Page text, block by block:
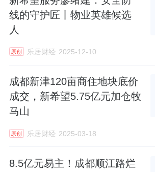
线的守护匠丨物业英雄候选
人
原创 乐居财经 2025-12-10
成都新津120亩商住地块底价
成交，新希望5.75亿元加仓牧
马山
原创 乐居财经 2025-03-18
8.5亿元易主！成都顺江路烂